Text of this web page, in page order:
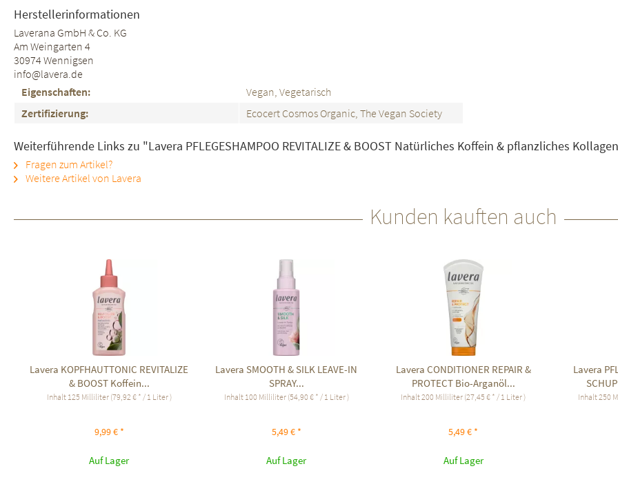
Herstellerinformationen
Laverana GmbH & Co. KG
Am Weingarten 4
30974 Wennigsen
info@lavera.de
Eigenschaften:
Vegan, Vegetarisch
Zertifizierung:
Ecocert Cosmos Organic, The Vegan Society
Weiterführende Links zu "Lavera PFLEGESHAMPOO REVITALIZE & BOOST Natürliches Koffein & pflanzliches
Fragen zum Artikel?
Weitere Artikel von Lavera
Kunden kauften auch
Lavera KOPFHAUTTONIC REVITALIZE
& BOOST Koffein...
Inhalt 125 Milliliter (79,92 € * / 1 Liter )
9,99 € *
Auf Lager
Lavera SMOOTH & SILK LEAVE-IN
SPRAY...
Inhalt 100 Milliliter (54,90 € * / 1 Liter )
5,49 € *
Auf Lager
Lavera CONDITIONER REPAIR &
PROTECT Bio-Arganöl...
Inhalt200 Milliliter (27,45 € * / 1 Liter )
5,49 € *
Auf Lager
Lavera
Inhalt250